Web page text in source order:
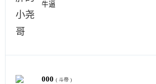
牛逼
000 ( 斗帝 )